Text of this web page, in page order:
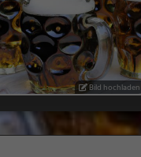
Bild hochladen